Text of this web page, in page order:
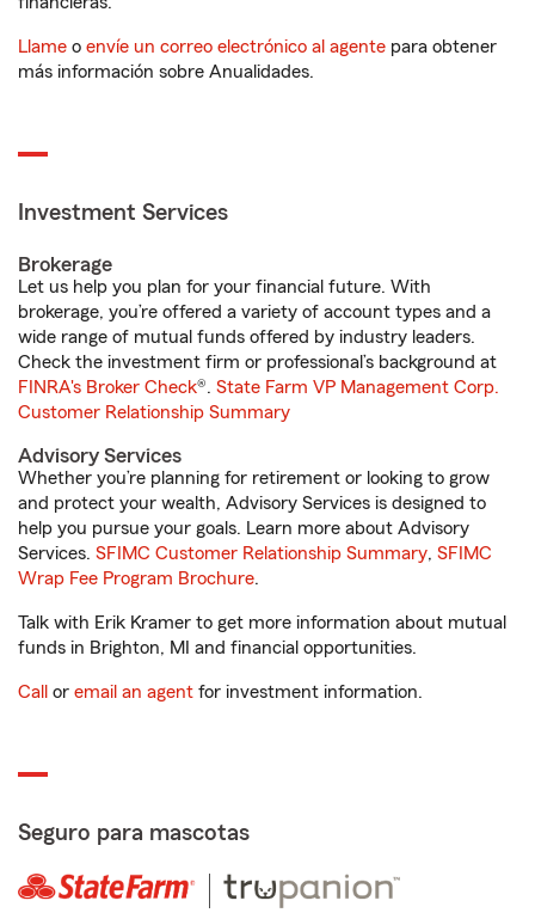
Llame o envíe un correo electrónico al agente para obtener
más información sobre Anualidades.
Investment Services
Brokerage
Let us help you plan for your financial future. With
brokerage, you’re offered a variety of account types and a
wide range of mutual funds offered by industry leaders.
Check the investment firm or professional’s background at
FINRA's Broker Check®. State Farm VP Management Corp.
Customer Relationship Summary
Advisory Services
Whether you’re planning for retirement or looking to grow
and protect your wealth, Advisory Services is designed to
help you pursue your goals. Learn more about Advisory
Services. SFIMC Customer Relationship Summary, SFIMC
Wrap Fee Program Brochure.
Talk with Erik Kramer to get more information about mutual
funds in Brighton, MI and financial opportunities.
Call or email an agent for investment information.
Seguro para mascotas